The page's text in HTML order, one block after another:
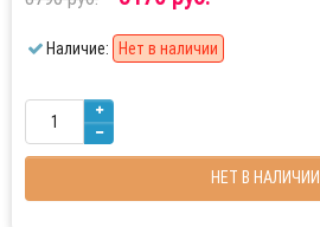
Наличие: Нет в наличии
НЕТ В НАЛИЧИИ